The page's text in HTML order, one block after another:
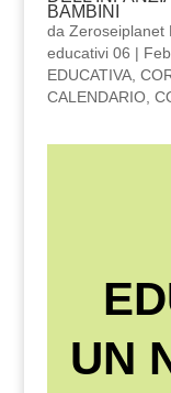
BAMBINI
da Zeroseiplanet
educativi 06 |
EDUCATIVA,
CALENDARIO,
UN